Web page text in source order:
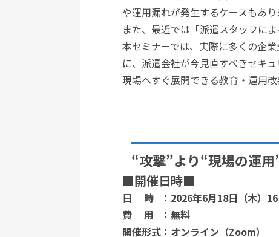
や運用漏れが発生するケースもあり
また、最近では「派遣スタッフに
本セミナーでは、実際に多くの企
に、派遣会社が今見直すべきセキ
現場へすぐ展開できる教育・運用
“攻撃”より“現場の運
■開催日時■
日 時 ：2026年6月18日（木）
費 用 ：無料
開催形式：オンライン（Zoom）